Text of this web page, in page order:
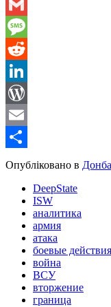
WhatsApp
Gmail
Message
Reddit
LinkedIn
WordPress
Email
Share
Опубліковано в
DeepState
ISW
аналитика
армия
атака
боевые действия
война
ВСУ
вторжение
граница